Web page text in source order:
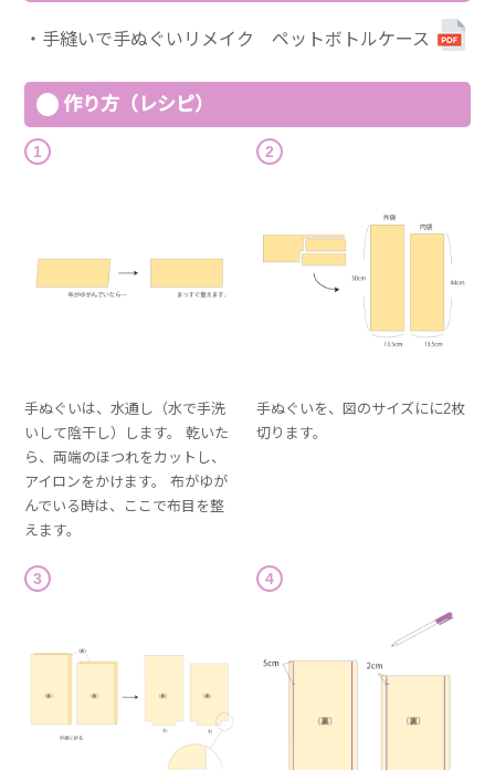
手縫いで手ぬぐいリメイク ペットボトルケース
作り方（レシピ）
1
手ぬぐいは、水通し（水で手洗
いして陰干し）します。 乾いた
ら、両端のほつれをカットし、
アイロンをかけます。 布がゆが
んでいる時は、ここで布目を整
えます。
2
手ぬぐいを、図のサイズにに2枚
切ります。
3 4